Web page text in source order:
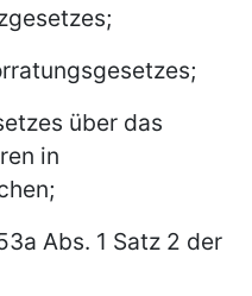
über das
in
Abs. 1 Satz 2 der